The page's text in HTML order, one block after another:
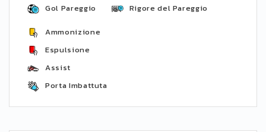
Gol Pareggio
Rigore del Pareggio
Ammonizione
Espulsione
Assist
Porta Imbattuta